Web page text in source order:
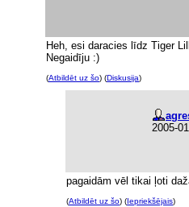
Heh, esi daracies līdz Tiger
Negaidīju :)
(Atbildēt uz šo) (Diskusija)
2005-
pagaidām vēl tikai ļoti
(Atbildēt uz šo) (Iepriekšējais)